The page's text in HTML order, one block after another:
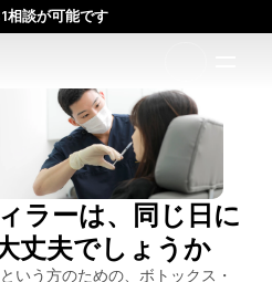
ラーは、同じ日に
丈夫でしょうか
という方のための、ボトックス・
相談が可能です
体験価格／満足度の高い効果